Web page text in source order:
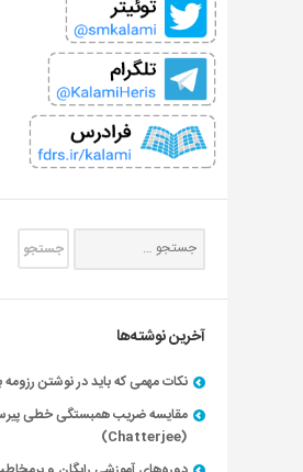
آخرین نوشته‌ها
نکات مهمی که باید در نوشتن
مقایسه ضریب همبستگی خطی
(Chatterjee)